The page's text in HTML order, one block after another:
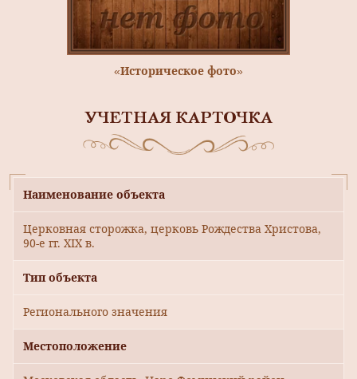
«Историческое фото»
УЧЕТНАЯ КАРТОЧКА
Наименование объекта
Церковная сторожка, церковь Рождества Христова,
90-е гг. XIX в.
Тип объекта
Регионального значения
Местоположение